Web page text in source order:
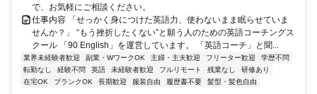
で、お気軽にご相談ください。
仕事内容 「せっかく身につけた英語力、使わないまま眠らせていま
せんか？」 “もう挫折したくない”と願う人のための英語コーチングス
クール 「90 English」を運営しています。 「英語コーチ」と聞...
業界未経験者歓迎 副業・WワークOK 主婦・主夫歓迎 フリーター歓迎
学歴不問
転勤なし
経験不問 英語 未経験者歓迎 フルリモート 残業なし
研修あり
在宅OK
ブランクOK 長期歓迎 服装自由 履歴書不要 髪型・髪色自由